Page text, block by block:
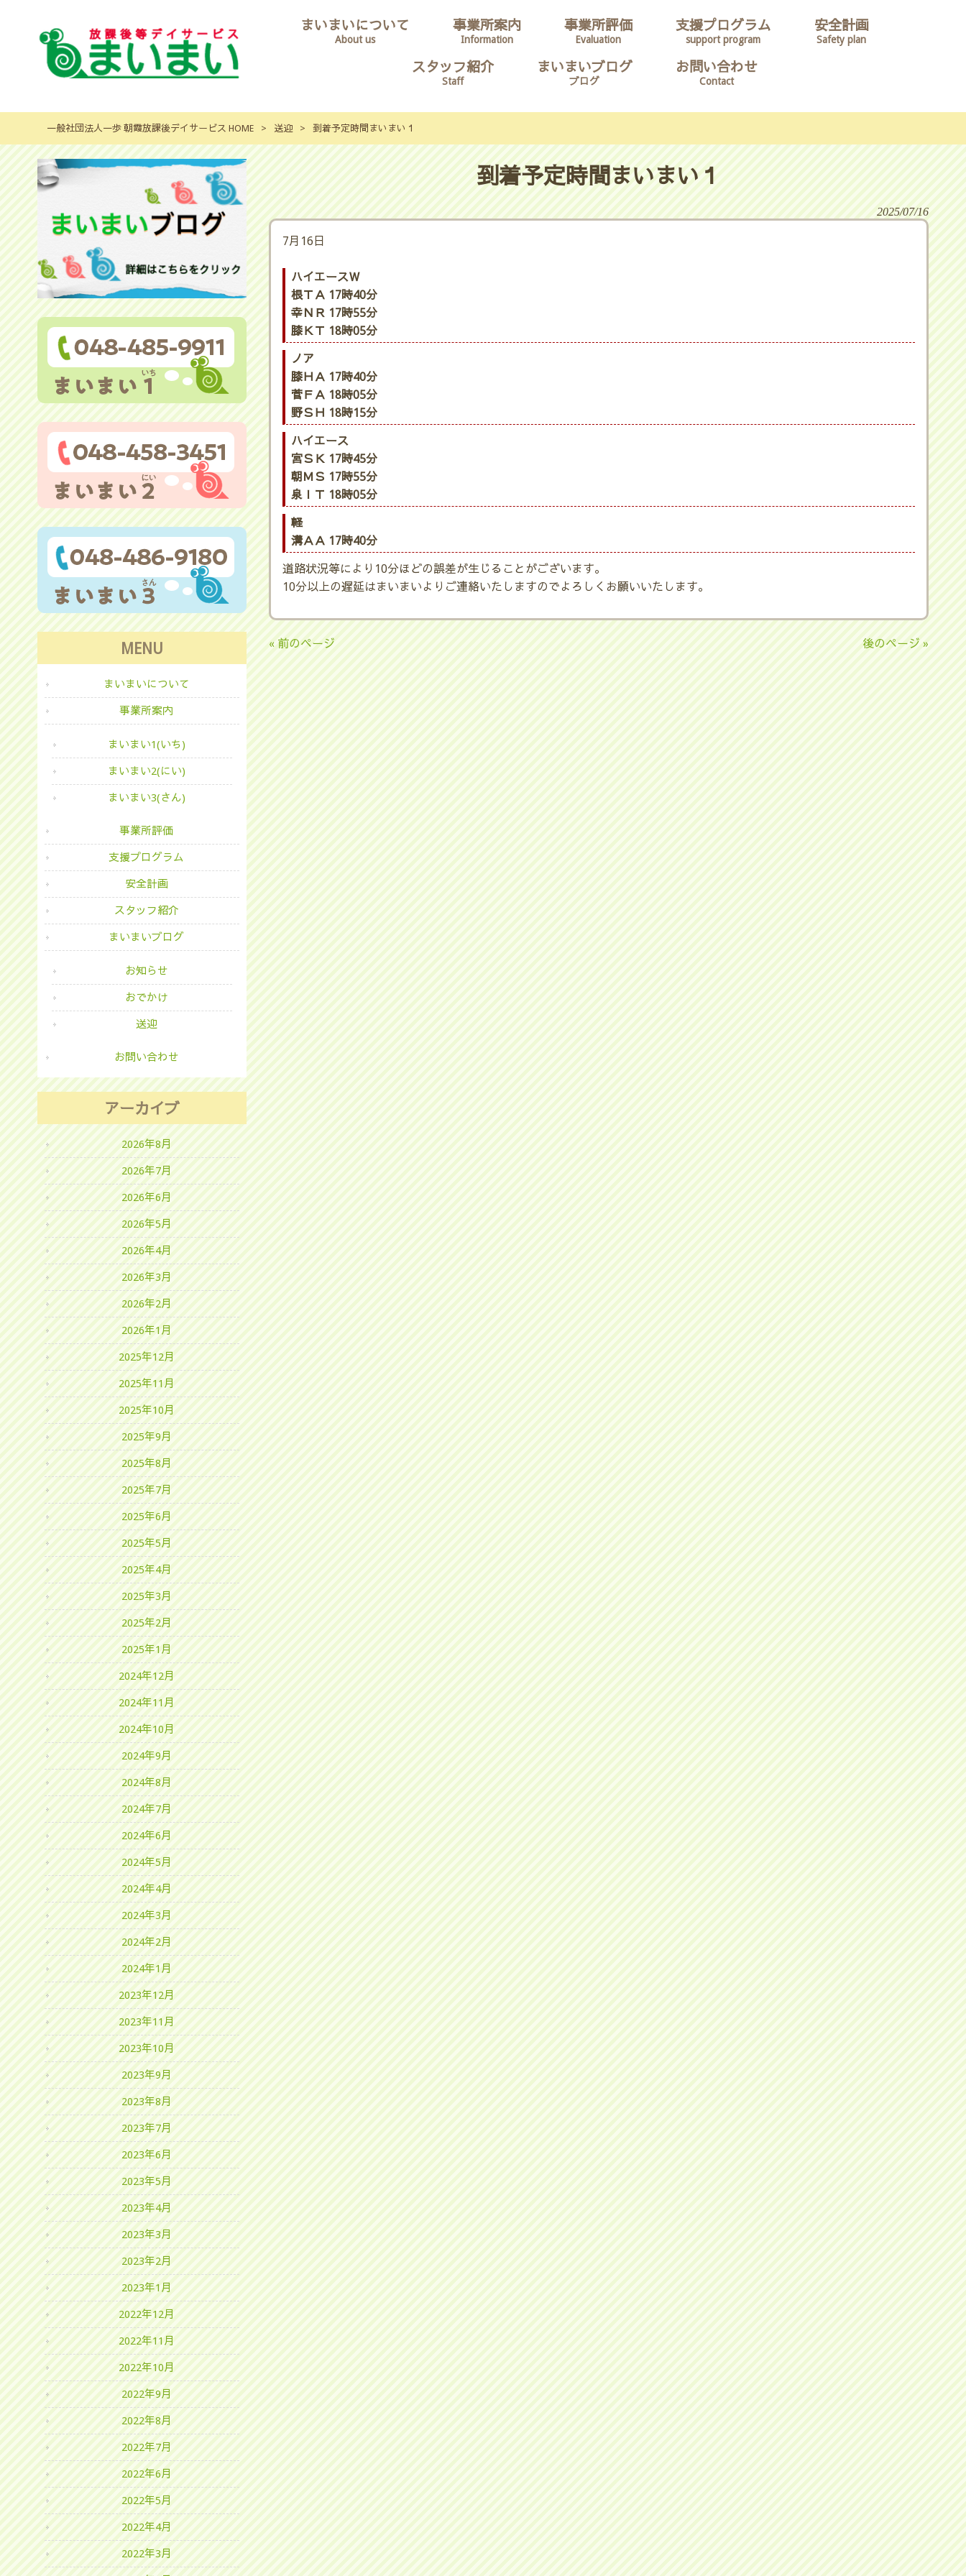
まいまいについて
About us
事業所案内
Information
事業所評価
Evaluation
支援プログラム
support program
安全計画
Safety plan
スタッフ紹介
Staff
まいまいブログ
ブログ
お問い合わせ
Contact
一般社団法人一歩 朝霞放課後デイサービス HOME > 送迎 > 到着予定時間まいまい１
到着予定時間まいまい１
2025/07/16
7月16日
ハイエースＷ
根ＴＡ 17時40分
幸ＮＲ 17時55分
膝ＫＴ 18時05分
ノア
膝ＨＡ 17時40分
菅ＦＡ 18時05分
野ＳＨ 18時15分
ハイエース
宮ＳＫ 17時45分
朝ＭＳ 17時55分
泉ＩＴ 18時05分
軽
溝ＡＡ 17時40分
道路状況等により10分ほどの誤差が生じることがございます。
10分以上の遅延はまいまいよりご連絡いたしますのでよろしくお願いいたします。
« 前のページ 後のページ »
MENU
まいまいについて
事業所案内
まいまい1(いち)
まいまい2(にい)
まいまい3(さん)
事業所評価
支援プログラム
安全計画
スタッフ紹介
まいまいブログ
お知らせ
おでかけ
送迎
お問い合わせ
アーカイブ
2026年8月
2026年7月
2026年6月
2026年5月
2026年4月
2026年3月
2026年2月
2026年1月
2025年12月
2025年11月
2025年10月
2025年9月
2025年8月
2025年7月
2025年6月
2025年5月
2025年4月
2025年3月
2025年2月
2025年1月
2024年12月
2024年11月
2024年10月
2024年9月
2024年8月
2024年7月
2024年6月
2024年5月
2024年4月
2024年3月
2024年2月
2024年1月
2023年12月
2023年11月
2023年10月
2023年9月
2023年8月
2023年7月
2023年6月
2023年5月
2023年4月
2023年3月
2023年2月
2023年1月
2022年12月
2022年11月
2022年10月
2022年9月
2022年8月
2022年7月
2022年6月
2022年5月
2022年4月
2022年3月